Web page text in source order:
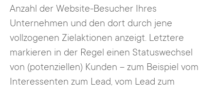
Anzahl der Website-Besucher Ihres
Unternehmen und den dort durch jene
vollzogenen Zielaktionen anzeigt. Letztere
markieren in der Regel einen Statuswechsel
von (potenziellen) Kunden – zum Beispiel vom
Interessenten zum Lead, vom Lead zum